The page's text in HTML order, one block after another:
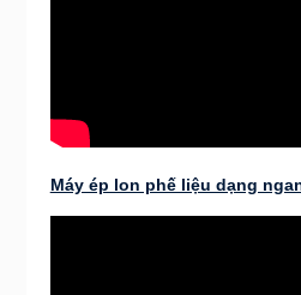
Máy ép lon phế liệu dạng